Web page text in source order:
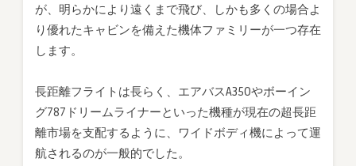
長
路
が、明らかにより遠くまで飛び、しかも多くの場合よ
り優れたキャビンを備えた機体ファミリーが一つ存在
します。
長距離フライトは長らく、エアバスA350やボーイン
グ787ドリームライナーといった機種が現在の超長距
離市場を支配するように、ワイドボディ機によって運
航されるのが一般的でした。